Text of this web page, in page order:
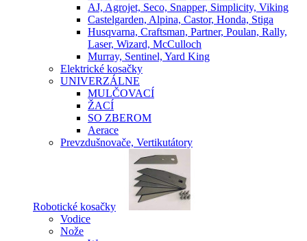
AJ, Agrojet, Seco, Snapper, Simplicity, Viking
Castelgarden, Alpina, Castor, Honda, Stiga
Husqvarna, Craftsman, Partner, Poulan, Rally,
Laser, Wizard, McCulloch
Murray, Sentinel, Yard King
Elektrické kosačky
UNIVERZÁLNE
MULČOVACÍ
ŽACÍ
SO ZBEROM
Aerace
Prevzdušnovače, Vertikutátory
Robotické kosačky
Vodice
Nože